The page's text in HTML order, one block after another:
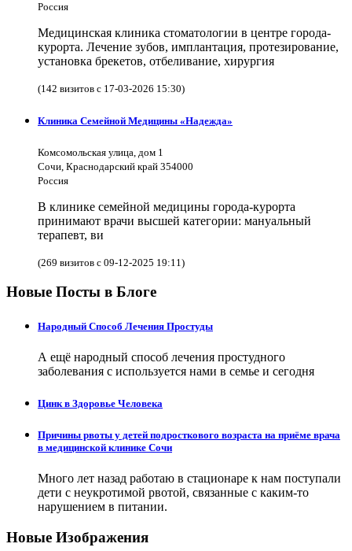
Россия
Медицинская клиника стоматологии в центре города-
курорта. Лечение зубов, имплантация, протезирование,
установка брекетов, отбеливание, хирургия
(142 визитов с 17-03-2026 15:30)
Клиника Семейной Медицины «Надежда»
Комсомольская улица, дом 1
Сочи, Краснодарский край 354000
Россия
В клинике семейной медицины города-курорта
принимают врачи высшей категории: мануальный
терапевт, ви
(269 визитов с 09-12-2025 19:11)
Новые Посты в Блоге
Народный Способ Лечения Простуды
А ещё народный способ лечения простудного
заболевания с используется нами в семье и сегодня
Цинк в Здоровье Человека
Причины рвоты у детей подросткового возраста на приёме врача
в медицинской клинике Сочи
Много лет назад работаю в стационаре к нам поступали
дети с неукротимой рвотой, связанные с каким-то
нарушением в питании.
Новые Изображения